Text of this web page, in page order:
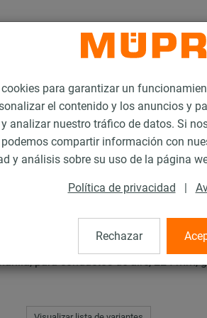
para garantizar un
el contenido y los anuncios y
analizar nuestro tráfico de datos. Si
compartir información con
y análisis sobre su uso de la página
Política de privacidad |
Rechazar
industriales
para conductos de aire, 224 mm,